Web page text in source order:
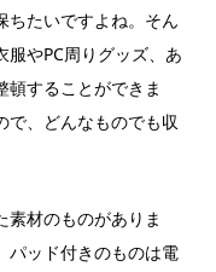
ちたいですよね。そん
やPC周りグッズ、あ
頓することができま
で、どんなものでも収
素材のものがありま
パッド付きのものは電